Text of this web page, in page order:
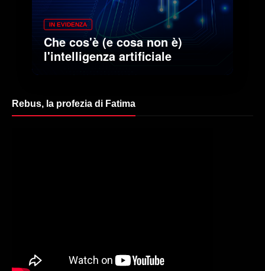
IN EVIDENZA
Che cos'è (e cosa non è)
l'intelligenza artificiale
Rebus, la profezia di Fatima